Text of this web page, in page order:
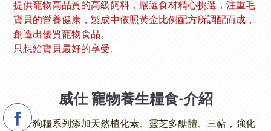
提供寵物高品質的高級飼料，嚴選食材精心挑選，注重毛
寶貝的營養健康，製成中依照黃金比例配方所調配而成，
創造出優質寵物食品。
只想給寶貝最好的享受。
威仕 寵物養生糧食-介紹
威仕狗糧系列添加天然植化素、靈芝多醣體、三萜，強化